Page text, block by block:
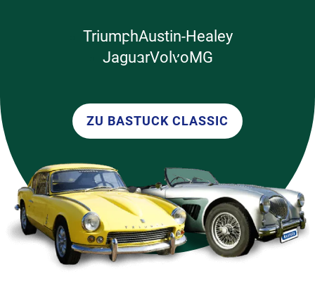
TriumphAustin-Healey
JaguarVolvoMG
ZU BASTUCK CLASSIC